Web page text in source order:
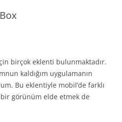
birçok eklenti bulunmaktadır.
kaldığım uygulamanın
Bu eklentiyle mobil’de farklı
görünüm elde etmek de